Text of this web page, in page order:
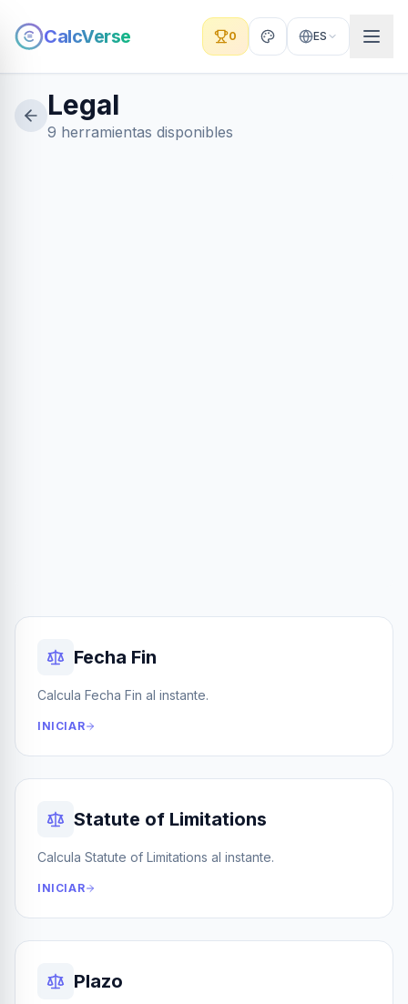
CalcVerse 0 ES
Legal
9 herramientas disponibles
Fecha Fin
Calcula Fecha Fin al instante.
INICIAR
Statute of Limitations
Calcula Statute of Limitations al instante.
INICIAR
Plazo